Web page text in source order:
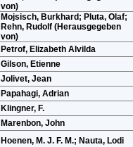
von)
Mojsisch, Burkhard; Pluta, Olaf;
Rehn, Rudolf (Herausgegeben
von)
Petrof, Elizabeth Alvilda
Gilson, Etienne
Jolivet, Jean
Papahagi, Adrian
Klingner, F.
Marenbon, John
Hoenen, M. J. F. M.; Nauta, Lodi